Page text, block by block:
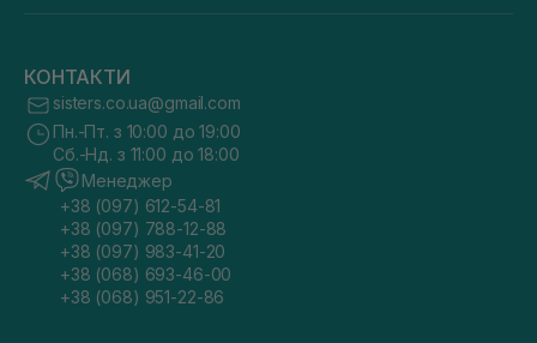
КОНТАКТИ
sisters.co.ua@gmail.com
Пн.-Пт. з 10:00 до 19:00
Сб.-Нд. з 11:00 до 18:00
Менеджер
+38 (097) 612-54-81
+38 (097) 788-12-88
+38 (097) 983-41-20
+38 (068) 693-46-00
+38 (068) 951-22-86